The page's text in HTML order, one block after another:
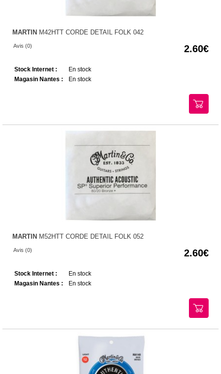
MARTIN M42HTT CORDE DETAIL FOLK 042
Avis (0) 2.60
Stock Internet :
En stock
Magasin Nantes :
En stock
MARTIN M52HTT CORDE DETAIL FOLK 052
Avis (0) 2.60
Stock Internet :
En stock
Magasin Nantes :
En stock